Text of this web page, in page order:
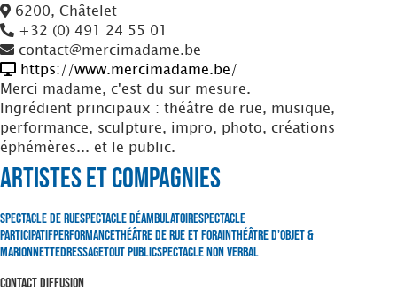
6200, Châtelet
+32 (0) 491 24 55 01
contact@mercimadame.be
https://www.mercimadame.be/
Merci madame, c'est du sur mesure.
Ingrédient principaux : théâtre de rue, musique,
performance, sculpture, impro, photo, créations
éphémères... et le public.
Artistes et Compagnies
Spectacle de RueSpectacle DéambulatoireSpectacle
ParticipatifPerformanceThéâtre de Rue et ForainThéâtre d’Objet &
MarionnetteDressageTout PublicSpectacle non verbal
Contact Diffusion